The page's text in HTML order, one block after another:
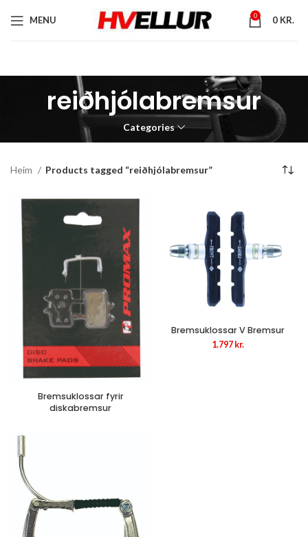
MENU 0 0 KR.
reiðhjólabremsur
Categories
Heim Products tagged “reiðhjólabremsur”
Bremsuklossar fyrir
diskabremsur
Bremsuklossar V Bremsur
1.797 kr.